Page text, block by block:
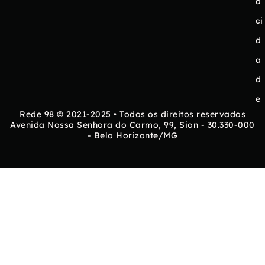
ci
d
a
d
e
Rede 98 © 2021-2025 • Todos os direitos reservados
Avenida Nossa Senhora do Carmo, 99, Sion - 30.330-000
- Belo Horizonte/MG